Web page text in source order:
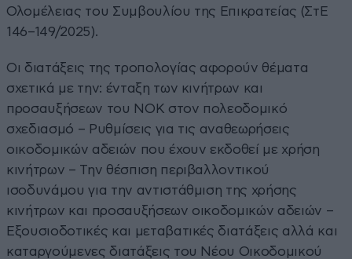
Ολομέλειας του Συμβουλίου της Επικρατείας (ΣτΕ
146–149/2025).
Οι διατάξεις της τροπολογίας αφορούν θέματα
σχετικά με την: ένταξη των κινήτρων και
προσαυξήσεων του ΝΟΚ στον πολεοδομικό
σχεδιασμό – Ρυθμίσεις για τις αναθεωρήσεις
οικοδομικών αδειών που έχουν εκδοθεί με χρήση
κινήτρων – Την θέσπιση περιβαλλοντικού
ισοδυνάμου για την αντιστάθμιση της χρήσης
κινήτρων και προσαυξήσεων οικοδομικών αδειών –
Εξουσιοδοτικές και μεταβατικές διατάξεις αλλά και
καταργούμενες διατάξεις του Νέου Οικοδομικού